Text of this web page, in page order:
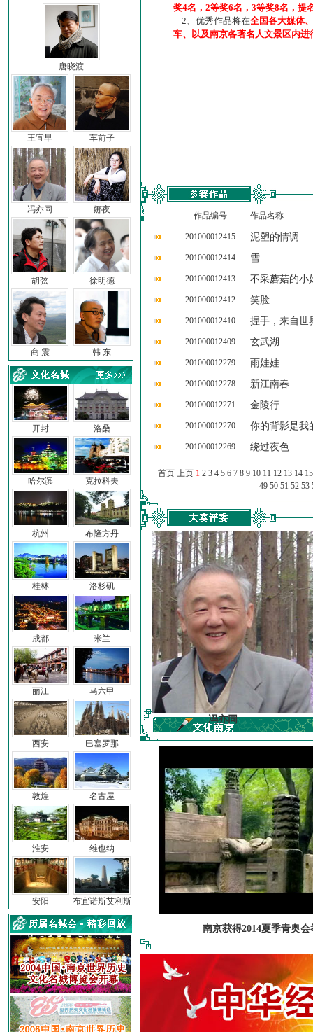
唐晓渡
王宜早 车前子
冯亦同 娜夜
胡弦 徐明德
商 震 韩 东
开封
哈尔滨
杭州
桂林
成都
丽江
西安
敦煌
淮安
安阳
洛桑
克拉科夫
布隆方丹
洛杉矶
米兰
马六甲
巴塞罗那
名古屋
维也纳
布宜诺斯艾利斯
奖4名，2等奖6名，3等奖8名，提
2、优秀作品将在全国各大媒体
车、以及南京各著名人文景区内进
作品编号 作品名称
201000012415 泥塑的情调
201000012414 雪
201000012413 不采蘑菇的小
201000012412 笑脸
201000012410 握手，来自世
201000012409 玄武湖
201000012279 雨娃娃
201000012278 新江南春
201000012271 金陵行
201000012270 你的背影是我
201000012269 绕过夜色
首页 上页 1 2 3 4 5 6 7 8 9 10 11 12 13 14 15
49 50 51 52 53
前子 冯亦同
南京获得2014夏季青奥会